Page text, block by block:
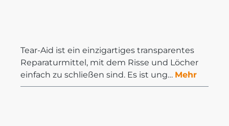
Tear-Aid ist ein einzigartiges transparentes
Reparaturmittel, mit dem Risse und Löcher
einfach zu schließen sind. Es ist ung… Mehr